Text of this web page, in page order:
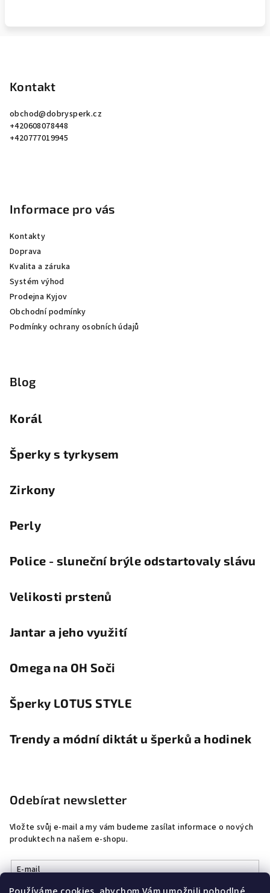
Kontakt
obchod@dobrysperk.cz
+420608078448
+420777019945
Informace pro vás
Kontakty
Doprava
Kvalita a záruka
Systém výhod
Prodejna Kyjov
Obchodní podmínky
Podmínky ochrany osobních údajů
Blog
Korál
Šperky s tyrkysem
Zirkony
Perly
Police - sluneční brýle odstartovaly slávu
Velikosti prstenů
Jantar a jeho využití
Omega na OH Soči
Šperky LOTUS STYLE
Trendy a módní diktát u šperků a hodinek
Odebírat newsletter
Vložte svůj e-mail a my vám budeme zasílat informace o nových
produktech na našem e-shopu.
E-mail